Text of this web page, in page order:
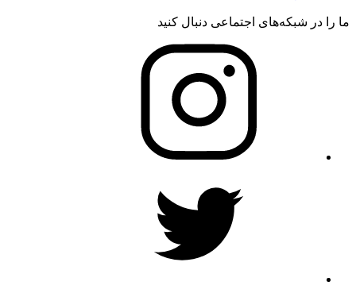
ما را در شبکه‌های اجتماعی دنبال کنید